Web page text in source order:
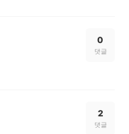
0
댓글
2
댓글